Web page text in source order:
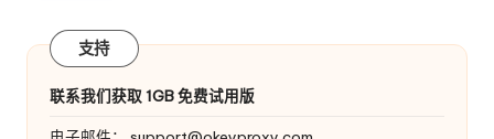
费
试
程、
支持
联系我们获取 1GB 免费试用版